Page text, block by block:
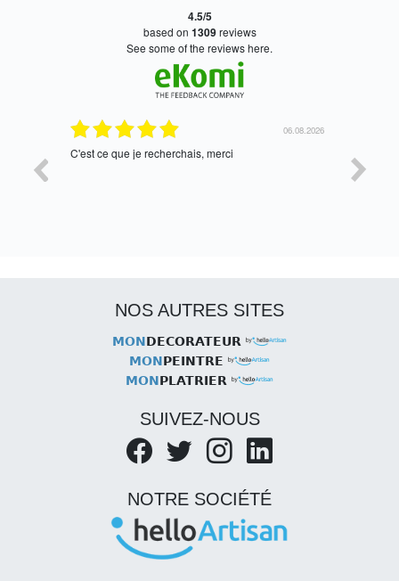
4.5/5
based on 1309reviews
see some of the reviews here.
06.08.2026
C'est ce que je recherchais, merci
NOS AUTRES SITES
MONDECORATEUR
MONPEINTRE
MONPLATRIER
SUIVEZ-NOUS
NOTRE SOCIÉTÉ